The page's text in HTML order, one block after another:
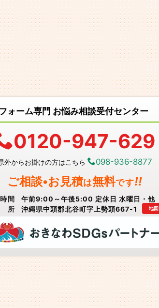
ォーム専門 お悩み相談受付センター
0120-947-629
外からお掛けの方はこちら 098-936-8877
ご相談•お見積は無料です!!
間
午前9:00～午後5:00 定休日 水曜日・他
沖縄県中頭郡北谷町字上勢頭667-1 地図